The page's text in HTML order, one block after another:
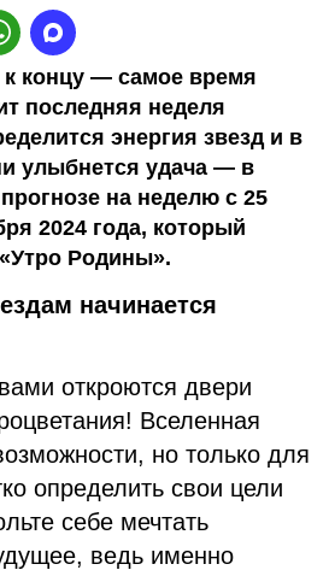
концу — самое время
последняя неделя
энергия звезд и в
улыбнется удача — в
на неделю с 25
2024 года, который
«Утро Родины».
начинается
откроются двери
Вселенная
но только для
определить свои цели
себе мечтать
ведь именно